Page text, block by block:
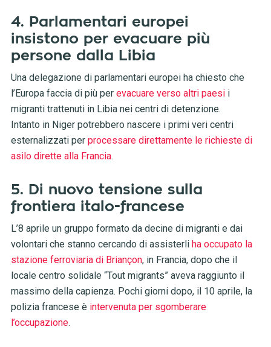
4. Parlamentari europei
insistono per evacuare più
persone dalla Libia
Una delegazione di parlamentari europei ha chiesto che
l’Europa faccia di più per evacuare verso altri paesii
migranti trattenuti in Libia nei centri di detenzione.
Intanto in Niger potrebbero nascere i primi veri centri
esternalizzati per processare direttamente le richieste di
asilo dirette alla Francia.
5. Di nuovo tensione sulla
frontiera italo-francese
L’8 aprile un gruppo formato da decine di migranti e dai
volontari che stanno cercando di assisterli ha occupato la
stazione ferroviaria di Briançon, in Francia, dopo che il
locale centro solidale “Tout migrants” aveva raggiunto il
massimo della capienza. Pochi giorni dopo, il 10 aprile, la
polizia francese è intervenuta per sgomberare
l’occupazione.